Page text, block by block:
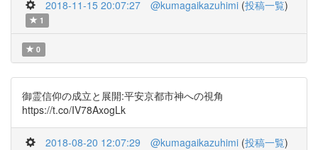
2018-11-15 20:07:27 @kumagaikazuhimi (投稿一覧)
1
0
御霊信仰の成立と展開:平安京都市神への視角
https://t.co/IV78AxogLk
2018-08-20 12:07:29 @kumagaikazuhimi (投稿一覧)